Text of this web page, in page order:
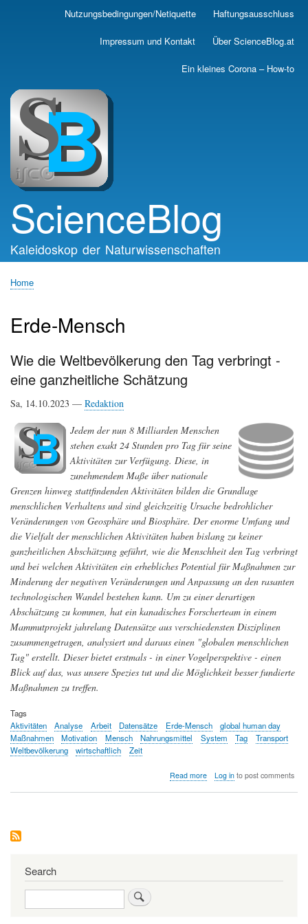
Skip
main
Nutzungsbedingungen/Netiquette Haftungsausschluss
Impressum und Kontakt Über ScienceBlog.at
Ein kleines Corona – How-to
ScienceBlog
Kaleidoskop der Naturwissenschaften
Home
Erde-Mensch
Wie die Weltbevölkerung den Tag verbringt -
eine ganzheitliche Schätzung
Sa, 14.10.2023 — Redaktion
Jedem der nun 8 Milliarden Menschen
stehen exakt 24 Stunden pro Tag für seine
Aktivitäten zur Verfügung. Diese, in
zunehmendem Maße über nationale
Grenzen hinweg stattfindenden Aktivitäten bilden die Grundlage
menschlichen Verhaltens und sind gleichzeitig Ursache bedrohlicher
Veränderungen von Geosphäre und Biosphäre. Der enorme Umfang und
die Vielfalt der menschlichen Aktivitäten haben bislang zu keiner
ganzheitlichen Abschätzung geführt, wie die Menschheit den Tag verbringt
und bei welchen Aktivitäten ein erhebliches Potential für Maßnahmen zur
Minderung der negativen Veränderungen und Anpassung an den rasanten
technologischen Wandel bestehen kann. Um zu einer derartigen
Abschätzung zu kommen, hat ein kanadisches Forscherteam in einem
Mammutprojekt jahrelang Datensätze aus verschiedensten Disziplinen
zusammengetragen, analysiert und daraus einen "globalen menschlichen
Tag" erstellt. Dieser bietet erstmals - in einer Vogelperspektive - einen
Blick auf das, was unsere Spezies tut und die Möglichkeit besser fundierte
Maßnahmen zu treffen.
Tags
Aktivitäten
Analyse Arbeit Datensätze Erde-Mensch
global human day
Maßnahmen
Motivation Mensch Nahrungsmittel System Tag
Transport
Weltbevölkerung
wirtschaftlich Zeit
Read moreabout
ganzheitliche
Log into post comments
Search
Search